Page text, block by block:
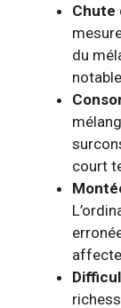
Chute
du
court